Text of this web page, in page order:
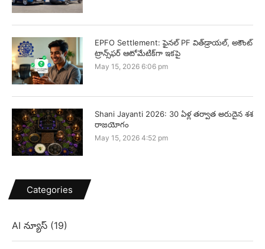
EPFO Settlement: ఫైనల్ PF విత్‌డ్రాయల్, అకౌంట్
ట్రాన్స్‌ఫర్ ఆటోమేటిక్‌గా ఇకపై
May 15, 2026 6:06 pm
Shani Jayanti 2026: 30 ఏళ్ల తర్వాత అరుదైన శశ
రాజయోగం
May 15, 2026 4:52 pm
Categories
AI న్యూస్ (19)